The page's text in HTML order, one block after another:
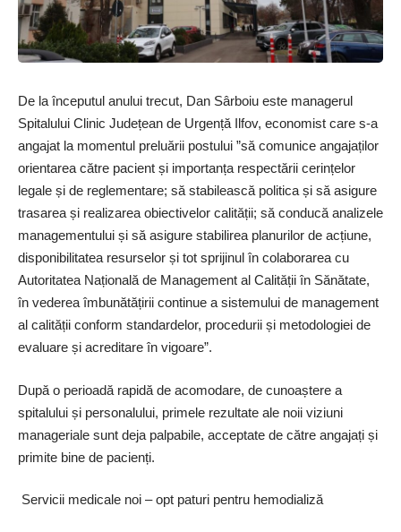
De la începutul anului trecut, Dan ­Sârboiu este managerul
Spitalului Clinic Județean de Urgență Ilfov, economist care s-a
angajat la momentul preluării postului ”să comunice angajaților
orientarea către pacient și importanța respectării cerințelor
legale și de reglementare; să stabilească politica și să asigure
trasarea și realizarea obiectivelor calității; să conducă analizele
managementului și să asigure stabilirea planurilor de acțiune,
disponibilitatea resurselor și tot sprijinul în colaborarea cu
Autoritatea Națională de Management al Calității în Sănătate,
în vederea îmbunătățirii continue a sistemului de management
al calității conform standardelor, procedurii și metodologiei de
evaluare și acreditare în vigoare”.
După o perioadă rapidă de acomodare, de cunoaștere a
spitalului și personalului, primele rezultate ale noii viziuni
manageriale sunt deja palpabile, acceptate de către angajați și
primite bine de pacienți.
Servicii medicale noi – opt paturi pentru hemodializă